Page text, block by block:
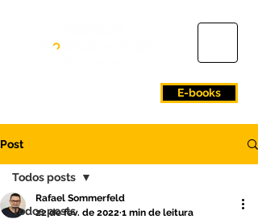
E-books
Post
Todos posts
Todos posts
Rafael Sommerfeld
22 de fev. de 2022 1 min de leitura